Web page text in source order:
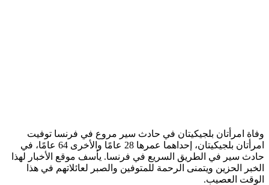
وفاة امرأتان بلجيكيتان في حادث سير مروع في فرنسا توفيت
امرأتان بلجيكيتان، إحداهما عمرها 28 عامًا والأخرى 64 عامًا، في
حادث سير في الطريق السريع في فرنسا. يأسف موقع الأخبار لهذا
الخبر الحزين ويتمنى الرحمة للمتوفين والصبر لعائلاتهم في هذا
الوقت العصيب.